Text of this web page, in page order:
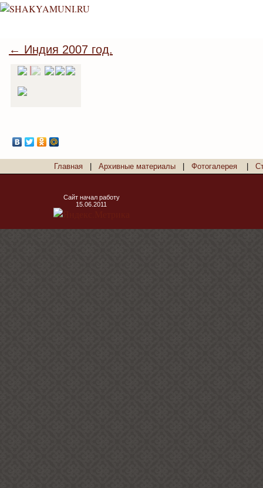
← Индия 2007 год.
Главная Архивные материалы Фотогалерея
Сайт начал работу
15.06.2011